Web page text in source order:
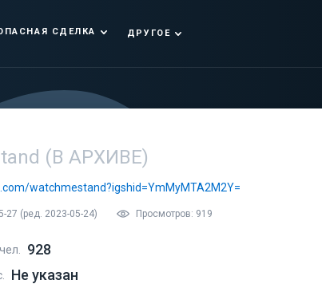
СДЕЛКА ДРУГОЕ
(В АРХИВЕ)
watchmestand?igshid=YmMyMTA2M2Y=
27 (ред. 2023-05-24) Просмотров: 919
928
Не указан